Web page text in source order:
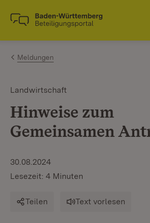
Zum Inhalt springen
Link zur Startseite
Meldungen
Landwirtschaft
Hinweise zum
Gemeinsamen
30.08.2024
Lesezeit: 4 Minuten
Teilen Text vorlesen